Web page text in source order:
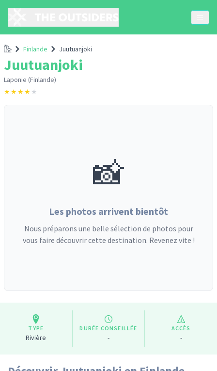
AccueilFinlande Juutuanjoki
Juutuanjoki
Laponie (Finlande)
★★★★ ★
📸
Les photos arrivent bientôt
Nous préparons une belle sélection de photos pour
vous faire découvrir cette destination. Revenez vite !
TYPE
Rivière
DURÉE CONSEILLÉE
-
ACCÈS
-